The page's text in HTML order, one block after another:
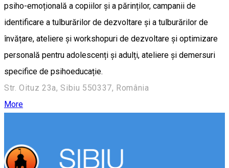
psiho-emoțională a copiilor și a părinților, campanii de
identificare a tulburărilor de dezvoltare și a tulburărilor de
învățare, ateliere și workshopuri de dezvoltare și optimizare
personală pentru adolescenți și adulți, ateliere și demersuri
specifice de psihoeducație.
Str. Oituz 23a, Sibiu 550337, România
More